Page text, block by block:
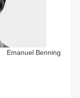
Emanuel Benning